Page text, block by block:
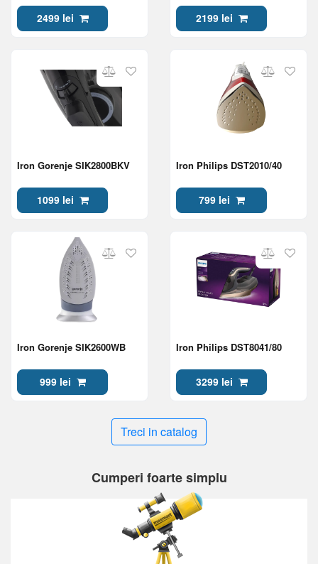
2499 lei 2199 lei
Iron Gorenje SIK2800BKV
1099 lei
Iron Philips DST2010/40
799 lei
Iron Gorenje SIK2600WB
999 lei
Iron Philips DST8041/80
3299 lei
Treci in catalog
Cumperi foarte simplu